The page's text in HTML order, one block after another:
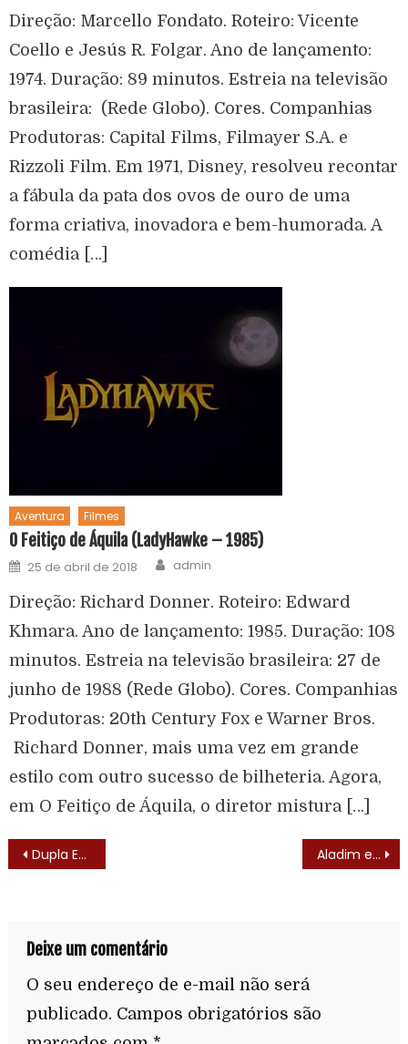
Direção: Marcello Fondato. Roteiro: Vicente
Coello e Jesús R. Folgar. Ano de lançamento:
1974. Duração: 89 minutos. Estreia na televisão
brasileira: (Rede Globo). Cores. Companhias
Produtoras: Capital Films, Filmayer S.A. e
Rizzoli Film. Em 1971, Disney, resolveu recontar
a fábula da pata dos ovos de ouro de uma
forma criativa, inovadora e bem-humorada. A
comédia […]
Aventura Filmes
O Feitiço de Áquila (LadyHawke – 1985)
25 de abril de 2018 admin
Direção: Richard Donner. Roteiro: Edward
Khmara. Ano de lançamento: 1985. Duração: 108
minutos. Estreia na televisão brasileira: 27 de
junho de 1988 (Rede Globo). Cores. Companhias
Produtoras: 20th Century Fox e Warner Bros.
Richard Donner, mais uma vez em grande
estilo com outro sucesso de bilheteria. Agora,
em O Feitiço de Áquila, o diretor mistura […]
Dupla Explosiva (Altrimenti ci Arrabbiamo! – 1974) Aladim e a Princesa de Bagdá (A Thousand and One Nights – 1945)
Deixe um comentário
O seu endereço de e-mail não será
publicado. Campos obrigatórios são